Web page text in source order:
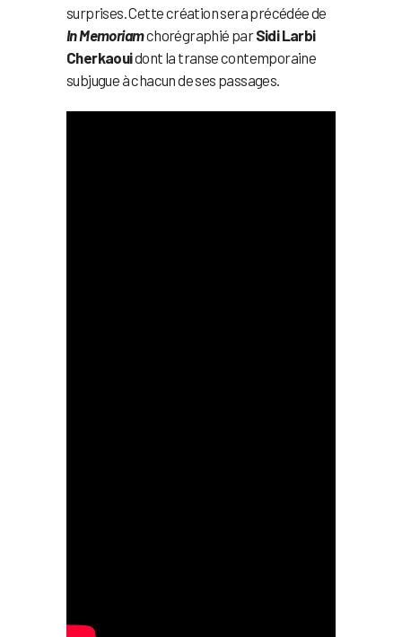
surprises. Cette création sera précédée de
In Memoriamchorégraphié parSidi Larbi
Cherkaouidont la transe contemporaine
subjugue à chacun de ses passages.